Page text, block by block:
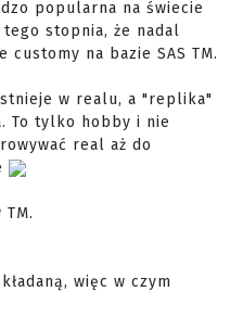
popularna na świecie
stopnia, że nadal
customy na bazie SAS TM.
w realu, a "replika"
To tylko hobby i nie
real aż do
więc w czym